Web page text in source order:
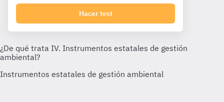
Hacer test